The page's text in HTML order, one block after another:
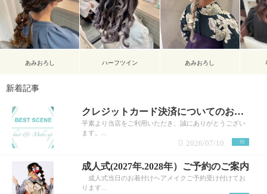
あみおろし ハーフツイン あみおろし
新着記事
クレジットカード決済についてのお知らせ
平素より当店をご利用いただき、誠にありがとうござい
ます。...
55
2026/07/10
成人式(2027年.2028年）ご予約のご案内
成人式当日のお着付けヘアメイクご予約受け付けてお
ります...